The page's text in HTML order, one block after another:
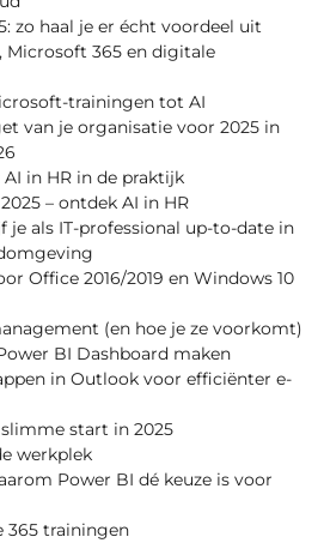
zo haal je er écht voordeel uit
Microsoft 365 en digitale
trainingen tot AI
van je organisatie voor 2025 in
AI in HR in de praktijk
– ontdek AI in HR
je als IT-professional up-to-date in
Office 2016/2019 en Windows 10
(en hoe je ze voorkomt)
BI Dashboard maken
in Outlook voor efficiënter e-
start in 2025
werkplek
Power BI dé keuze is voor
365 trainingen